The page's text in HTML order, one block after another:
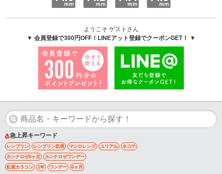
ようこそ ゲストさん
▼ 会員登録で300円OFF！LINEアット登録でクーポンGET！ ▼
急上昇キーワード
レンブリン レンブリン乱視 マシロレンズ ユリアル ネコテ
カンナロゼ6ヶ月 カンナロゼワンデー
乱視カラコン 1年 ワンデー 6ヶ月